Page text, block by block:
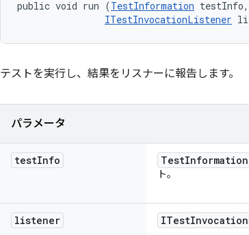
public void run (TestInformation testInfo,
ITestInvocationListener
テストを実行し、結果をリスナーに報告します。
パラメータ
testInfo TestInformation
ト。
listener ITestInvocation